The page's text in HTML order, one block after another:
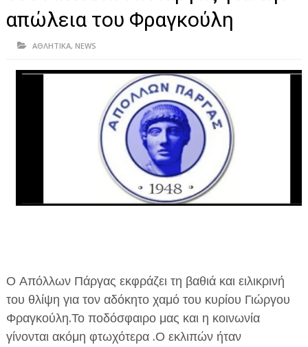
ΥΓΕΙΑ-ΟΜΟΡΦΙΑ
ΤΕΧΝΟΛΟΓΙΑ
ΔΙΕΘΝΗ
απώλεια του Φραγκούλη
ΑΘΛΗΤΙΚΑ, NEWS
Ο Απόλλων Πάργας εκφράζει τη βαθιά και ειλικρινή
του θλίψη για τον αδόκητο χαμό του κυρίου Γιώργου
Φραγκούλη.Το ποδόσφαιρο μας και η κοινωνία
γίνονται ακόμη φτωχότερα .Ο εκλιπών ήταν